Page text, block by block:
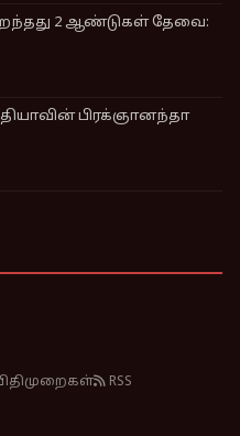
2 ஆண்டுகள் தேவை:
பிரக்ஞானந்தா
RSS